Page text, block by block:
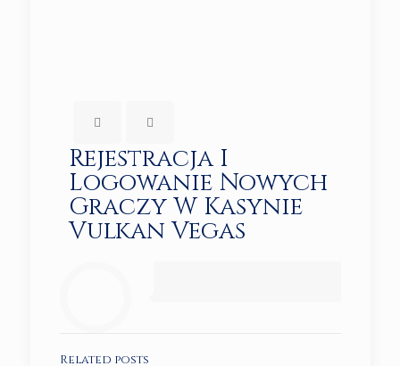
Rejestracja I
Logowanie Nowych
Graczy W Kasynie
Vulkan Vegas
Related posts